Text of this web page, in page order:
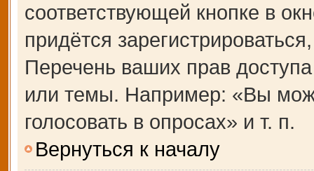
соответствующей кнопке в
придётся
Перечень ваших прав
или темы. Например: «Вы
голосовать в опросах» и т. п.
Вернуться к началу